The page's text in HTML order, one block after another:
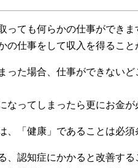
っても何らかの仕事ができ
の仕事をして収入を得ること
った場合、仕事ができない
なってしまったら更にお金が
、「健康」であることは必須
、認知症にかかると改善す